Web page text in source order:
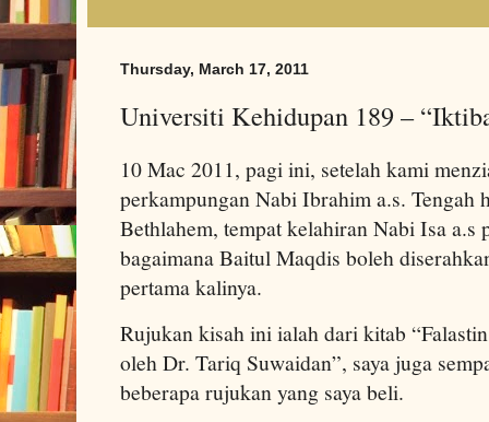
Thursday, March 17, 2011
Universiti Kehidupan 189 –
10 Mac 2011, pagi ini, setelah kami
perkampungan Nabi Ibrahim a.s. Tengah
Bethlahem, tempat kelahiran Nabi Isa a.s
bagaimana Baitul Maqdis boleh
pertama kalinya.
Rujukan kisah ini ialah dari kitab
oleh Dr. Tariq Suwaidan”, saya juga
beberapa rujukan yang saya beli.